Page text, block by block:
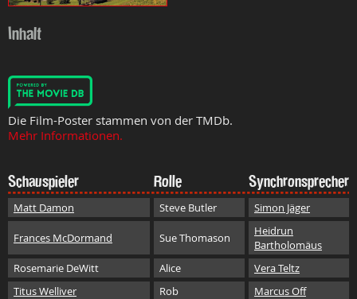
Inhalt
Die Film-Poster stammen von der TMDb.
Mehr Informationen.
Schauspieler Rolle Synchronsprecher
Matt Damon Steve Butler Simon Jäger
Frances McDormand Sue Thomason
Heidrun
Bartholomäus
Rosemarie DeWitt
Alice
Vera Teltz
Titus Welliver
Rob Marcus Off